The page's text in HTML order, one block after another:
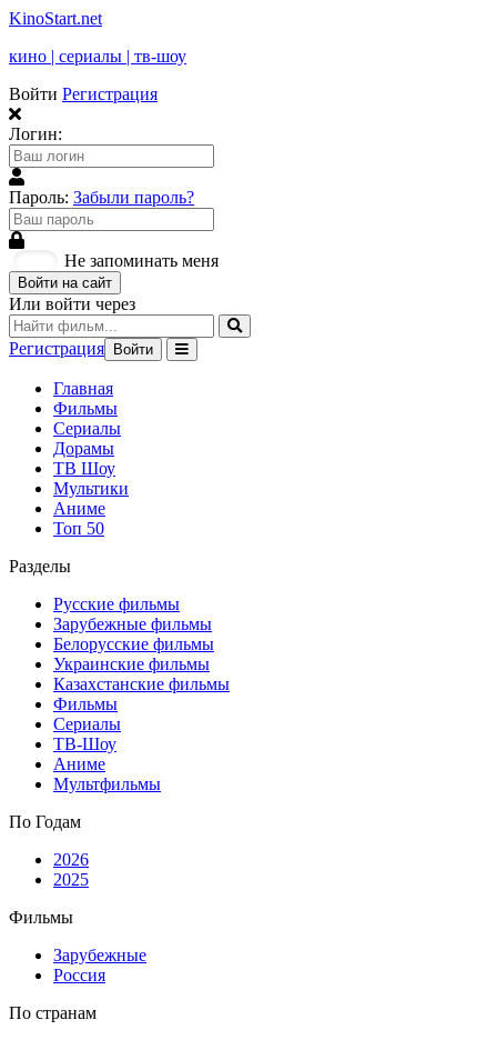
KinoStart.net
кино | сериалы | тв-шоу
Войти Регистрация
Логин:
Пароль: Забыли пароль?
Не запоминать меня
Войти на сайт
Или войти через
Регистрация Войти
Главная
Фильмы
Сериалы
Дорамы
ТВ Шоу
Мультики
Аниме
Топ 50
Разделы
Русские фильмы
Зарубежные фильмы
Белорусские фильмы
Украинские фильмы
Казахстанские фильмы
Фильмы
Сериалы
ТВ-Шоу
Аниме
Мультфильмы
По Годам
2026
2025
Фильмы
Зарубежные
Россия
По странам